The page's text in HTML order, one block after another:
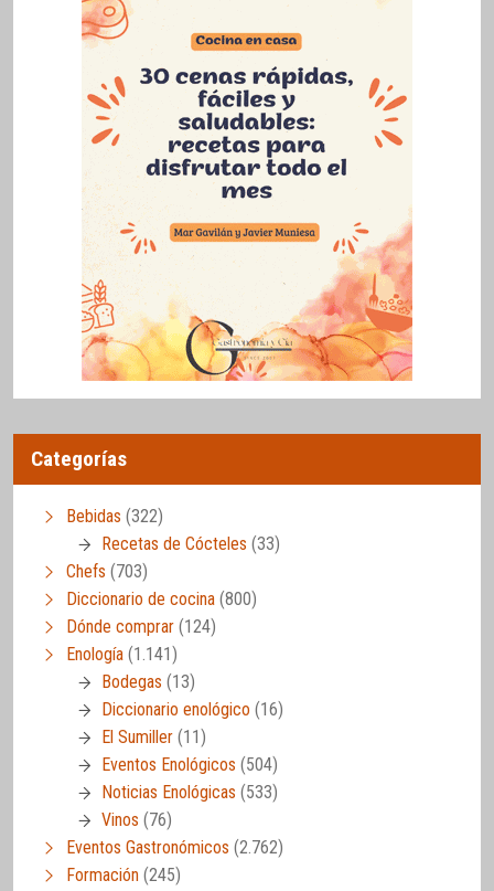
Categorías
Bebidas (322)
Recetas de Cócteles (33)
Chefs (703)
Diccionario de cocina (800)
Dónde comprar (124)
Enología (1.141)
Bodegas (13)
Diccionario enológico (16)
El Sumiller (11)
Eventos Enológicos (504)
Noticias Enológicas (533)
Vinos (76)
Eventos Gastronómicos (2.762)
Formación (245)